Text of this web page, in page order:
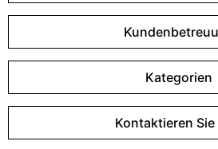
Kategorien
Kontaktieren Sie